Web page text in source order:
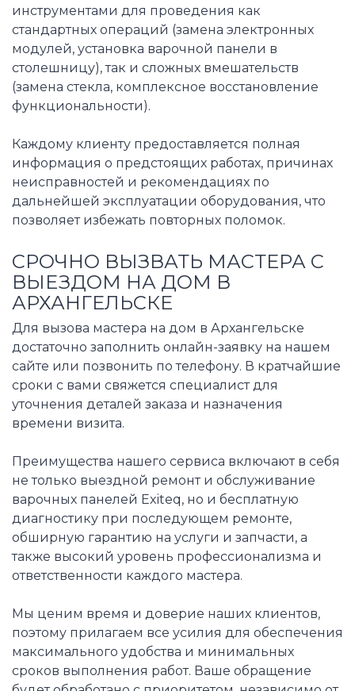
инструментами для проведения как
стандартных операций (замена электронных
модулей, установка варочной панели в
столешницу), так и сложных вмешательств
(замена стекла, комплексное восстановление
функциональности).
Каждому клиенту предоставляется полная
информация о предстоящих работах, причинах
неисправностей и рекомендациях по
дальнейшей эксплуатации оборудования, что
позволяет избежать повторных поломок.
СРОЧНО ВЫЗВАТЬ МАСТЕРА С
ВЫЕЗДОМ НА ДОМ В
АРХАНГЕЛЬСКЕ
Для вызова мастера на дом в Архангельске
достаточно заполнить онлайн-заявку на нашем
сайте или позвонить по телефону. В кратчайшие
сроки с вами свяжется специалист для
уточнения деталей заказа и назначения
времени визита.
Преимущества нашего сервиса включают в себя
не только выездной ремонт и обслуживание
варочных панелей Exiteq, но и бесплатную
диагностику при последующем ремонте,
обширную гарантию на услуги и запчасти, а
также высокий уровень профессионализма и
ответственности каждого мастера.
Мы ценим время и доверие наших клиентов,
поэтому прилагаем все усилия для обеспечения
максимального удобства и минимальных
сроков выполнения работ. Ваше обращение